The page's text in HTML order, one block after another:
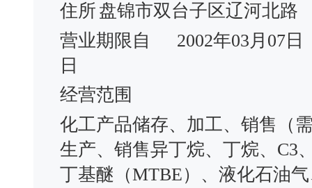
住所 盘锦市双台子区辽河北路
营业期限自
2002年03月07日
日
经营范围
化工产品储存、加工、销售（
生产、销售异丁烷、丁烷、C3
丁基醚（MTBE）、液化石油